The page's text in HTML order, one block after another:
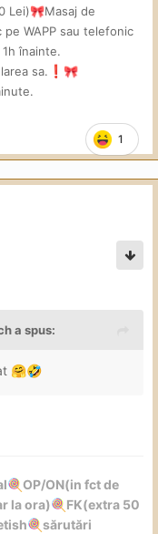
1
Lei)🎀Masaj de
pe WAPP sau telefonic
înainte.
sa. ❗ 🎀
a spus:
🤗🤣
🍭 OP/ON(in fct de
la ora)🍭 FK(extra 50
🍭 sărutări